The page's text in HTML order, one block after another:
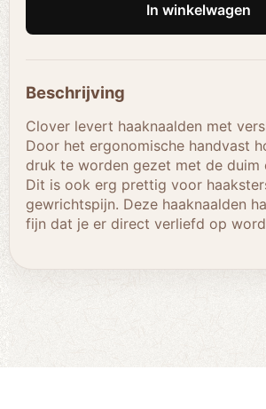
In winkelwagen
Beschrijving
Clover levert haaknaalden met
Door het ergonomische handvast
druk te worden gezet met de duim
Dit is ook erg prettig voor
gewrichtspijn. Deze haaknaalden
fijn dat je er direct verliefd op